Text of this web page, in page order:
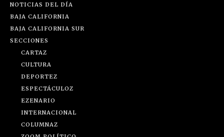
NOTICIAS DEL DÍA
BAJA CALIFORNIA
BAJA CALIFORNIA SUR
SECCIONES
CARTAZ
CULTURA
DEPORTEZ
ESPECTÁCULOZ
EZENARIO
INTERNACIONAL
COLUMNAZ